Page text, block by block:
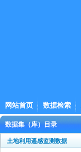
网站首页 数据检索
数据集（库）目录
土地利用遥感监测数据